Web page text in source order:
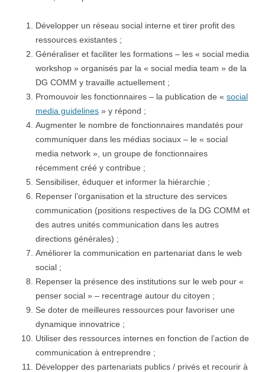
Développer un réseau social interne et tirer profit des
ressources existantes ;
Généraliser et faciliter les formations – les « social media
workshop » organisés par la « social media team » de la
DG COMM y travaille actuellement ;
Promouvoir les fonctionnaires – la publication de « social
media guidelines » y répond ;
Augmenter le nombre de fonctionnaires mandatés pour
communiquer dans les médias sociaux – le « social
media network », un groupe de fonctionnaires
récemment créé y contribue ;
Sensibiliser, éduquer et informer la hiérarchie ;
Repenser l’organisation et la structure des services
communication (positions respectives de la DG COMM et
des autres unités communication dans les autres
directions générales) ;
Améliorer la communication en partenariat dans le web
social ;
Repenser la présence des institutions sur le web pour «
penser social » – recentrage autour du citoyen ;
Se doter de meilleures ressources pour favoriser une
dynamique innovatrice ;
Utiliser des ressources internes en fonction de l’action de
communication à entreprendre ;
Développer des partenariats publics / privés et recourir à